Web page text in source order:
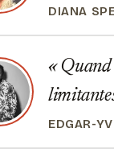
DIANA
Quand
EDGAR-